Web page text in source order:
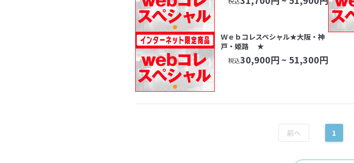
Ｗｅｂコレスペシャル★大阪・神
戸・姫路 ★
税込30,900円 ~ 51,300円
1